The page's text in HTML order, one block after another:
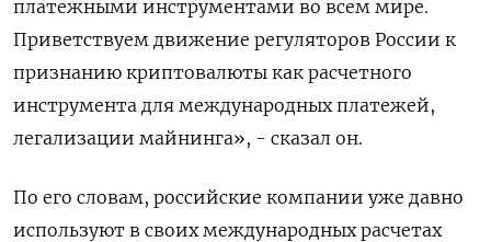
платежными инструментами во всем мире.
Приветствуем движение регуляторов России к
признанию криптовалюты как расчетного
инструмента для международных платежей,
легализации майнинга», - сказал он.
По его словам, российские компании уже давно
используют в своих международных расчетах